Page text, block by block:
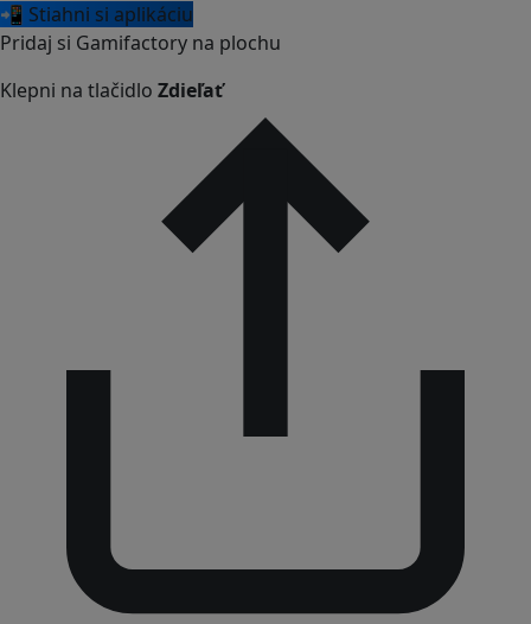
📲 Stiahni si aplikáciu
Pridaj si Gamifactory na plochu
Klepni na tlačidlo Zdieľať